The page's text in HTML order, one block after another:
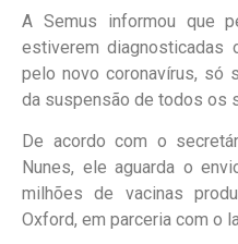
A Semus informou que
estiverem diagnosticadas
pelo novo coronavírus, só
da suspensão de todos os
De acordo com o
Nunes, ele aguarda o
milhões de vacinas
Oxford, em parceria com o